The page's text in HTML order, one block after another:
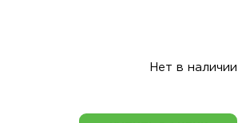
Нет в наличии